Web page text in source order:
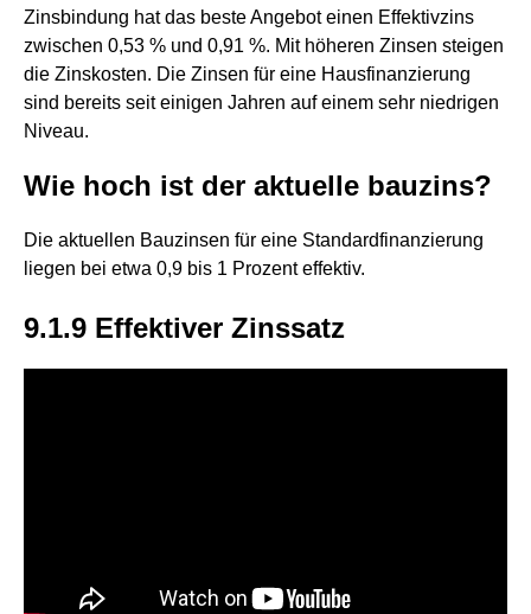
Zinsbindung hat das beste Angebot einen Effektivzins
zwischen 0,53 % und 0,91 %. Mit höheren Zinsen steigen
die Zinskosten. Die Zinsen für eine Hausfinanzierung
sind bereits seit einigen Jahren auf einem sehr niedrigen
Niveau.
Wie hoch ist der aktuelle bauzins?
Die aktuellen Bauzinsen für eine Standardfinanzierung
liegen bei etwa 0,9 bis 1 Prozent effektiv.
9.1.9 Effektiver Zinssatz